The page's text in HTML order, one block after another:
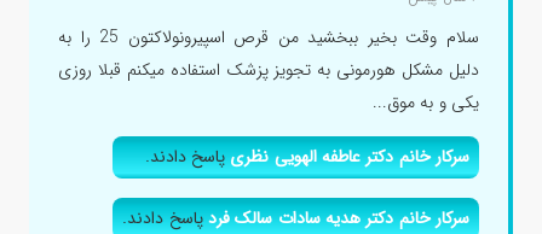
سلام وقت بخیر ببخشید من قرص اسپیرونولاکتون 25 را به
دلیل مشکل هورمونی به تجویز پزشک استفاده میکنم قبلا روزی
یکی و به موق...
سرکار خانم دکتر عاطفه الهویی نظریپاسخ دادند.
سرکار خانم دکتر هدیه سادات سالک فردپاسخ دادند.